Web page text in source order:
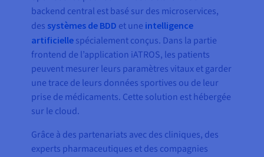
backend central est basé sur des microservices,
des systèmes de BDD et une intelligence
artificielle spécialement conçus. Dans la partie
frontend de l’application iATROS, les patients
peuvent mesurer leurs paramètres vitaux et garder
une trace de leurs données sportives ou de leur
prise de médicaments. Cette solution est hébergée
sur le cloud.
Grâce à des partenariats avec des cliniques, des
experts pharmaceutiques et des compagnies